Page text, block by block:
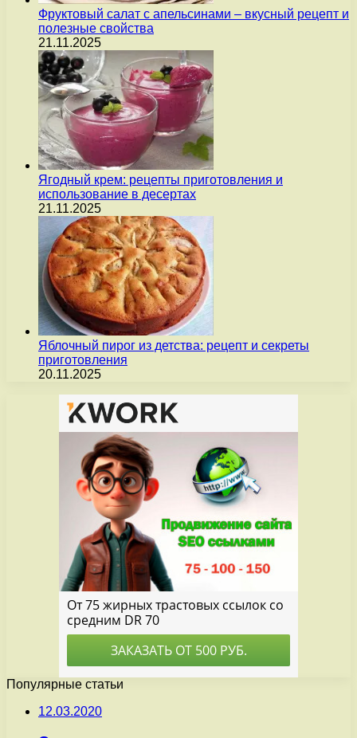
Фруктовый салат с апельсинами – вкусный рецепт и
полезные свойства
21.11.2025
Ягодный крем: рецепты приготовления и
использование в десертах
21.11.2025
Яблочный пирог из детства: рецепт и секреты
приготовления
20.11.2025
Популярные статьи
12.03.2020